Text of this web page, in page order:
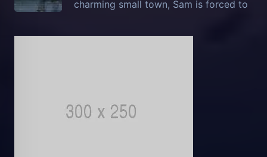
charming small town, Sam is forced to